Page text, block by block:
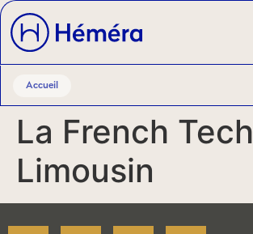
Accueil
La French Tech
Limousin